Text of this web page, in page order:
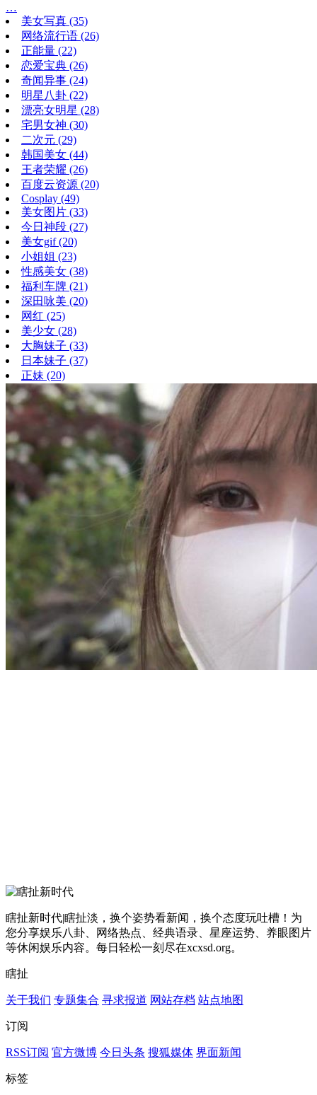
…
美女写真 (35)
网络流行语 (26)
正能量 (22)
恋爱宝典 (26)
奇闻异事 (24)
明星八卦 (22)
漂亮女明星 (28)
宅男女神 (30)
二次元 (29)
韩国美女 (44)
王者荣耀 (26)
百度云资源 (20)
Cosplay (49)
美女图片 (33)
今日神段 (27)
美女gif(20)
小姐姐 (23)
性感美女 (38)
福利车牌 (21)
深田咏美 (20)
网红 (25)
美少女 (28)
大胸妹子 (33)
日本妹子 (37)
正妹 (20)
瞎扯新时代|瞎扯淡，换个姿势看新闻，换个态度玩吐槽！为
您分享娱乐八卦、网络热点、经典语录、星座运势、养眼图片
等休闲娱乐内容。每日轻松一刻尽在xcxsd.org。
瞎扯
关于我们 专题集合 寻求报道 网站存档 站点地图
订阅
RSS订阅 官方微博 今日头条 搜狐媒体 界面新闻
标签